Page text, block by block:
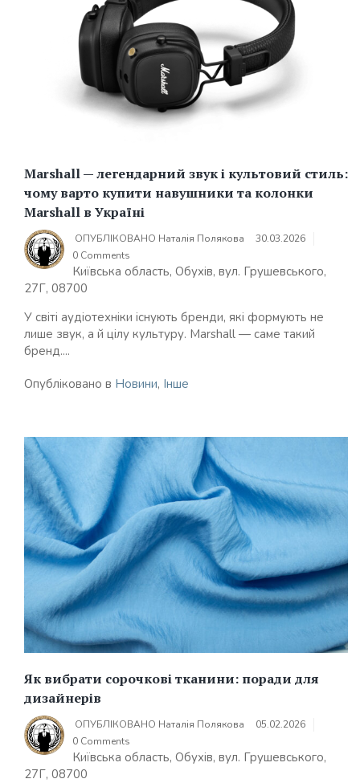
Marshall — легендарний звук і культовий стиль:
чому варто купити навушники та колонки
Marshall в Україні
ОПУБЛІКОВАНО Наталія Полякова
30.03.2026
0 Comments
Київська область, Обухів, вул. Грушевського,
27Г, 08700
У світі аудіотехніки існують бренди, які формують не
лише звук, а й цілу культуру. Marshall — саме такий
бренд....
Опубліковано в Новини, Інше
Як вибрати сорочкові тканини: поради для
дизайнерів
ОПУБЛІКОВАНО Наталія Полякова
05.02.2026
0 Comments
Київська область, Обухів, вул. Грушевського,
27Г, 08700